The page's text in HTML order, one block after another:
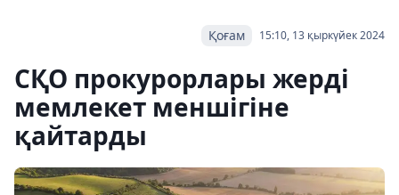
15:10, 13 қыркүйек 2024
Қоғам
СҚО прокурорлары жерді
мемлекет меншігіне
қайтарды